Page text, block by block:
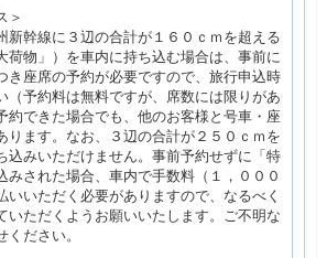
＞
新幹線に３辺の合計が１６０ｃｍを超える
荷物」）を車内に持ち込む場合は、事前に
き座席の予約が必要ですので、旅行申込時
（予約料は無料ですが、席数には限りがあ
約できた場合でも、他のお客様と号車・座
ります。なお、３辺の合計が２５０ｃｍを
込みいただけません。事前予約せずに「特
みされた場合、車内で手数料（１，０００
いいただく必要がありますので、なるべく
いただくようお願いいたします。ご不明な
ださい。